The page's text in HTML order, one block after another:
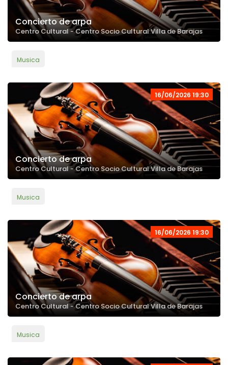
Concierto de arpa
Centro Cultural - Centro Socio Cultural Villa de Barajas
Musica
16/06/2026 19:30
Concierto de arpa
Centro Cultural - Centro Socio Cultural Villa de Barajas
Musica
16/06/2026 19:30
Concierto de arpa
Centro Cultural - Centro Socio Cultural Villa de Barajas
Musica